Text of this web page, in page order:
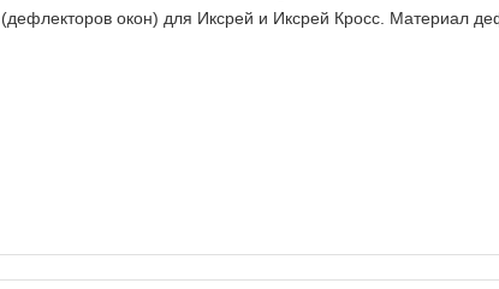
окон) для Иксрей и Иксрей Кросс. Материал